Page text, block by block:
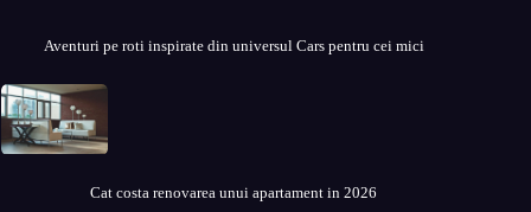
Aventuri pe roti inspirate din universul Cars pentru cei mici
Cat costa renovarea unui apartament in 2026